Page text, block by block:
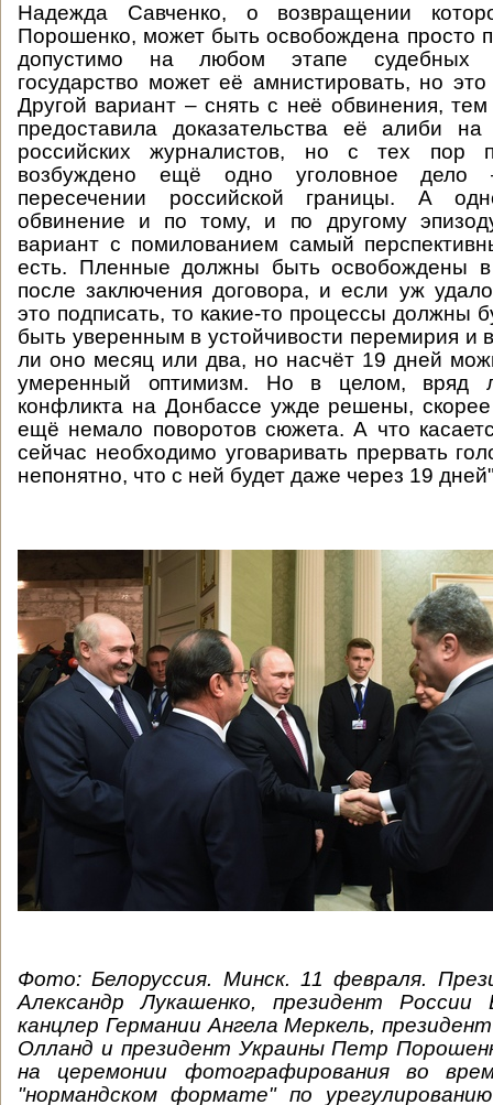
Надежда Савченко, о возвращении
Порошенко, может быть освобождена просто
допустимо на любом этапе судебных
государство может её амнистировать, но
Другой вариант – снять с неё обвинения,
предоставила доказательства её алиби
российских журналистов, но с тех пор
возбуждено ещё одно уголовное дело
пересечении российской границы. А
обвинение и по тому, и по другому
вариант с помилованием самый
есть. Пленные должны быть освобождены
после заключения договора, и если уж
это подписать, то какие-то процессы должны
быть уверенным в устойчивости перемирия и
ли оно месяц или два, но насчёт 19 дней
умеренный оптимизм. Но в целом, вряд
конфликта на Донбассе ужде решены,
ещё немало поворотов сюжета. А что
сейчас необходимо уговаривать прервать
непонятно, что с ней будет даже через 19
Фото: Белоруссия. Минск. 11 февраля.
Александр Лукашенко, президент
канцлер Германии Ангела Меркель,
Олланд и президент Украины Петр
на церемонии фотографирования во
"нормандском формате" по